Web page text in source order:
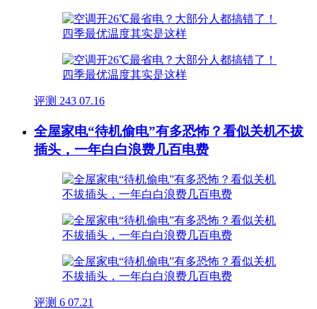
评测 243 07.16
全屋家电“待机偷电”有多恐怖？看似关机不拔
插头，一年白白浪费几百电费
评测 6 07.21